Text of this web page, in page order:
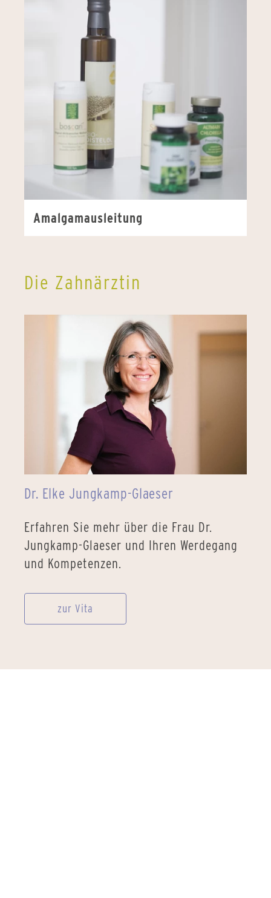
Amalgamausleitung
Die Zahnärztin
Dr. Elke Jungkamp-Glaeser
Erfahren Sie mehr über die Frau Dr.
Jungkamp-Glaeser und Ihren Werdegang
und Kompetenzen.
zur Vita